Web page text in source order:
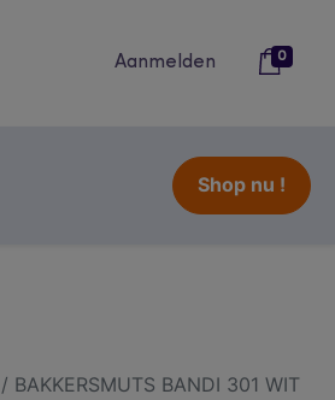
Aanmelden 0
Shop nu !
BAKKERSMUTS BANDI 301 WIT